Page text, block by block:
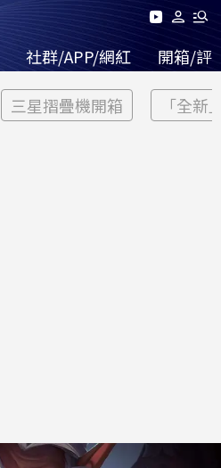
社群/APP/網紅 開箱/評
三星摺疊機開箱 「全新